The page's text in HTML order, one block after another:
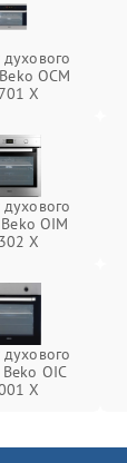
OCM
X
OIM
X
OIC
X